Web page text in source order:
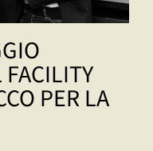
PER LA